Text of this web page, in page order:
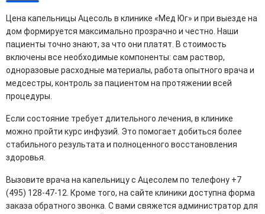
Цена капельницы Ацесоль в клинике «Мед Юг» и при выезде на
дом формируется максимально прозрачно и честно. Наши
пациенты точно знают, за что они платят. В стоимость
включены все необходимые компоненты: сам раствор,
одноразовые расходные материалы, работа опытного врача и
медсестры, контроль за пациентом на протяжении всей
процедуры.
Если состояние требует длительного лечения, в клинике
можно пройти курс инфузий. Это помогает добиться более
стабильного результата и полноценного восстановления
здоровья.
Вызовите врача на капельницу с Ацесолем по телефону +7
(495) 128-47-12. Кроме того, на сайте клиники доступна форма
заказа обратного звонка. С вами свяжется администратор для